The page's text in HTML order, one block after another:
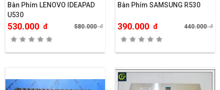
Bàn Phím LENOVO IDEAPAD
U530
530.000 đ 580.000đ
Bàn Phím SAMSUNG R530
390.000 đ 440.000đ